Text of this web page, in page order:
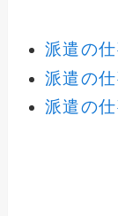
派遣の
派遣の
派遣の